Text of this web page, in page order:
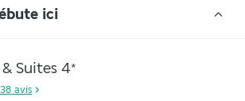
ici
Suites 4*
avis